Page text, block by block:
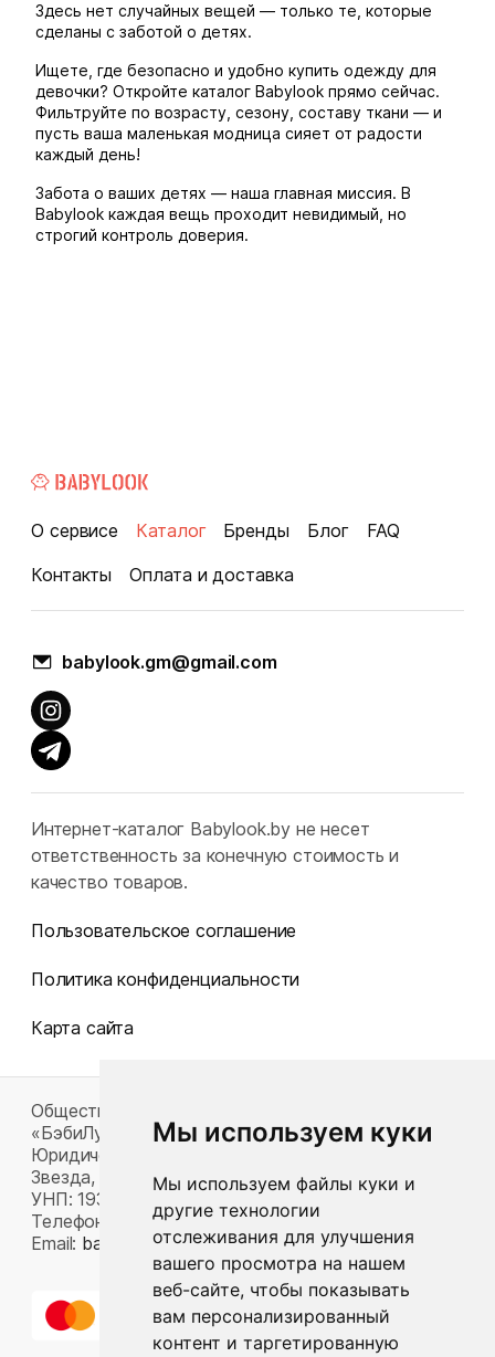
Мы используем куки
Мы используем файлы куки и
другие технологии
отслеживания для улучшения
вашего просмотра на нашем
веб-сайте, чтобы показывать
вам персонализированный
контент и таргетированную
Здесь нет случайных вещей — только те, которые
сделаны с заботой о детях.
Ищете, где безопасно и удобно купить одежду для
девочки? Откройте каталог Babylook прямо сейчас.
Фильтруйте по возрасту, сезону, составу ткани — и
пусть ваша маленькая модница сияет от радости
каждый день!
Забота о ваших детях — наша главная миссия. В
Babylook каждая вещь проходит невидимый, но
строгий контроль доверия.
О сервисе Каталог Бренды Блог
FAQ
Контакты
Оплата и доставка
babylook.gm@gmail.com
Интернет-каталог Babylook.by не несет
ответственность за конечную стоимость и
качество товаров.
Пользовательское соглашение
Политика конфиденциальности
Карта сайта
Общество с ограниченной ответственностью
«БэбиЛук»
Юридический адрес: 220117, г. Минск, пр-т Газеты
Звезда, д. 16, пом. 52
УНП: 193815124
Телефон:
+375 33 392 66 63
Email: babylook.gm@gmail.com .